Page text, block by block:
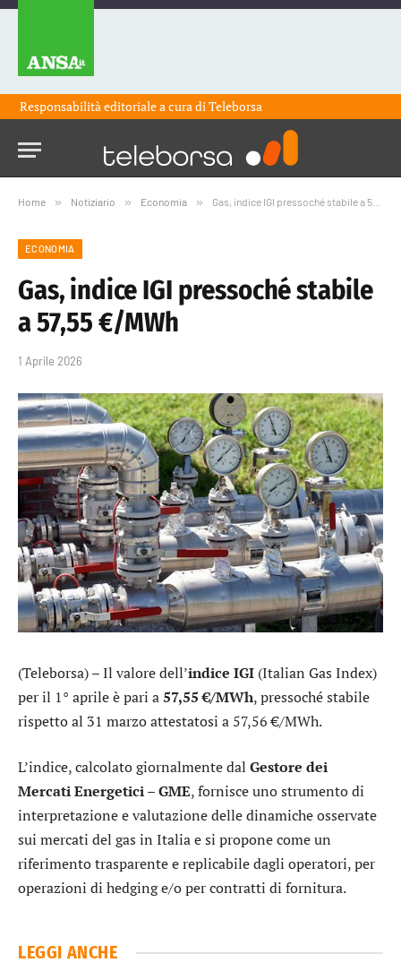
Responsabilità editoriale a cura diTeleborsa
Home » Notiziario » Economia » Gas, indice IGI pressoché stabile a 57,55 €/MWh
ECONOMIA
Gas, indice IGI pressoché stabile
a 57,55 €/MWh
1 Aprile 2026
(Teleborsa) – Il valore dell’indice IGI (Italian Gas Index)
per il 1° aprile è pari a57,55 €/MWh, pressoché stabile
rispetto al 31 marzo attestatosi a 57,56 €/MWh.
L’indice, calcolato giornalmente dal Gestore dei
Mercati Energetici – GME, fornisce uno strumento di
interpretazione e valutazione delle dinamiche osservate
sui mercati del gas in Italia e si propone come un
riferimento trasparente e replicabile dagli operatori, per
operazioni di hedging e/o per contratti di fornitura.
LEGGI ANCHE